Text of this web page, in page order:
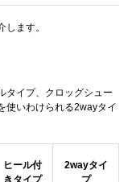
ます。
タイプ、クロッグシュー
使いわけられる2wayタイ
ヒール付
きタイプ
2wayタイ
プ